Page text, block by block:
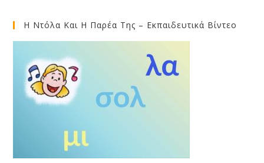
Η Ντόλα Και Η Παρέα Της – Εκπαιδευτικά Βίντεο